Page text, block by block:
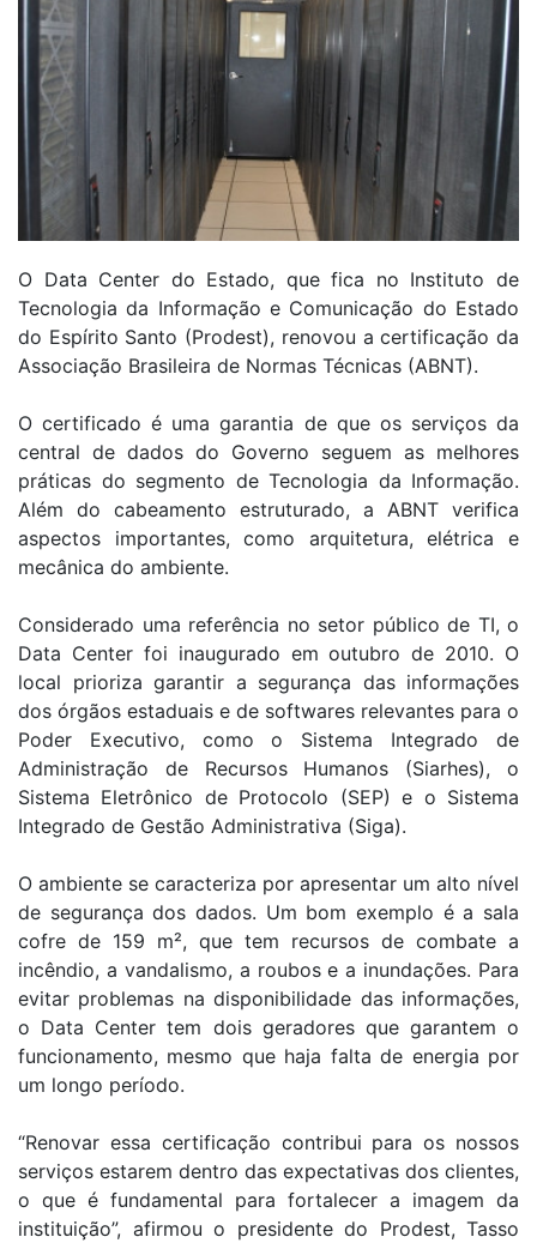
O Data Center do Estado, que fica no Instituto de
Tecnologia da Informação e Comunicação do Estado
do Espírito Santo (Prodest), renovou a certificação da
Associação Brasileira de Normas Técnicas (ABNT).
O certificado é uma garantia de que os serviços da
central de dados do Governo seguem as melhores
práticas do segmento de Tecnologia da Informação.
Além do cabeamento estruturado, a ABNT verifica
aspectos importantes, como arquitetura, elétrica e
mecânica do ambiente.
Considerado uma referência no setor público de TI, o
Data Center foi inaugurado em outubro de 2010. O
local prioriza garantir a segurança das informações
dos órgãos estaduais e de softwares relevantes para o
Poder Executivo, como o Sistema Integrado de
Administração de Recursos Humanos (Siarhes), o
Sistema Eletrônico de Protocolo (SEP) e o Sistema
Integrado de Gestão Administrativa (Siga).
O ambiente se caracteriza por apresentar um alto nível
de segurança dos dados. Um bom exemplo é a sala
cofre de 159 m², que tem recursos de combate a
incêndio, a vandalismo, a roubos e a inundações. Para
evitar problemas na disponibilidade das informações,
o Data Center tem dois geradores que garantem o
funcionamento, mesmo que haja falta de energia por
um longo período.
“Renovar essa certificação contribui para os nossos
serviços estarem dentro das expectativas dos clientes,
o que é fundamental para fortalecer a imagem da
instituição”, afirmou o presidente do Prodest, Tasso